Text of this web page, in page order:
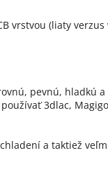
vrstvou (liaty verzus
pevnú, hladkú
3dlac,
a taktiež